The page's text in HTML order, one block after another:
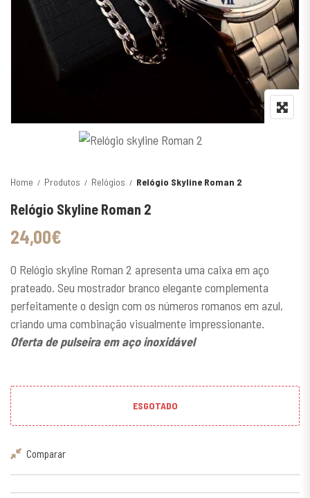
Home Produtos Relógios Relógio Skyline Roman 2
Relógio Skyline Roman 2
24,00€
O Relógio skyline Roman 2 apresenta uma caixa em aço
prateado. Seu mostrador branco elegante complementa
perfeitamente o design com os números romanos em azul,
criando uma combinação visualmente impressionante.
Oferta de pulseira em aço inoxidável
ESGOTADO
Comparar